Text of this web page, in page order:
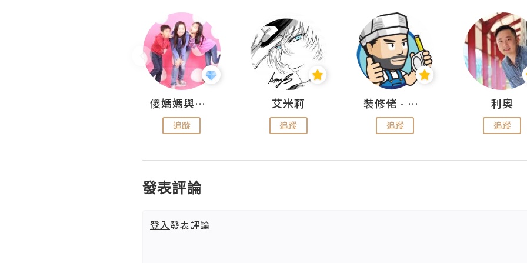
儍媽媽與兩隻小魔怪之家
追蹤
艾米莉
追蹤
裝修佬 - 香港一站式網上裝修平台
追蹤
利奧
追蹤
發表評論
登入發表評論